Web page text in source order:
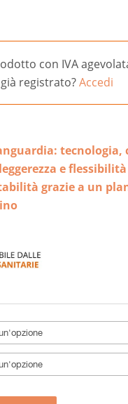
con IVA
già registrato?Accedi
e
grazie a un